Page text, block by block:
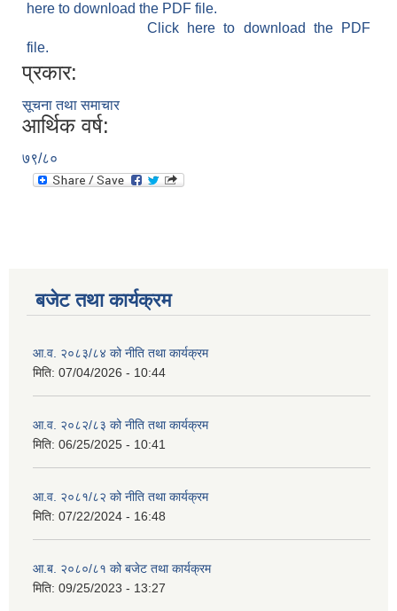
here to download the PDF file.
Click here to download the PDF
file.
प्रकार:
सूचना तथा समाचार
आर्थिक वर्ष:
७९/८०
बजेट तथा कार्यक्रम
आ.व. २०८३/८४ को नीति तथा कार्यक्रम
मिति: 07/04/2026 - 10:44
आ.व. २०८२/८३ को नीति तथा कार्यक्रम
मिति: 06/25/2025 - 10:41
आ.व. २०८१/८२ को नीति तथा कार्यक्रम
मिति: 07/22/2024 - 16:48
आ.ब. २०८०/८१ को बजेट तथा कार्यक्रम
मिति: 09/25/2023 - 13:27